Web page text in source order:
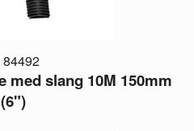
84492
med slang 10M 150mm
(6")